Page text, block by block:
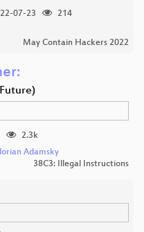
07-23
214
May Contain Hackers 2022
2.3k
Adamsky
38C3: Illegal Instructions